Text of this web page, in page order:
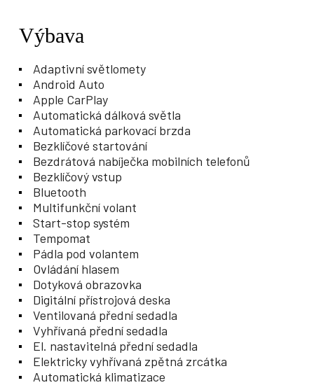
Výbava
Adaptivní světlomety
Android Auto
Apple CarPlay
Automatická dálková světla
Automatická parkovací brzda
Bezklíčové startování
Bezdrátová nabíječka mobilních telefonů
Bezklíčový vstup
Bluetooth
Multifunkční volant
Start-stop systém
Tempomat
Pádla pod volantem
Ovládání hlasem
Dotyková obrazovka
Digitální přístrojová deska
Ventilovaná přední sedadla
Vyhřívaná přední sedadla
El. nastavitelná přední sedadla
Elektricky vyhřívaná zpětná zrcátka
Automatická klimatizace